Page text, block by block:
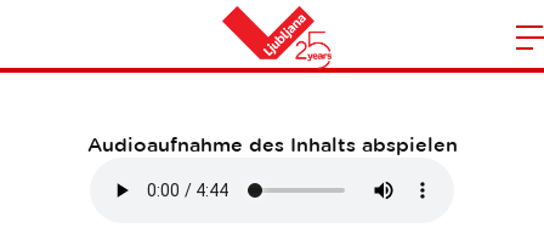
Heim
Triff die Künstler
Audioaufnahme des Inhalts abspielen